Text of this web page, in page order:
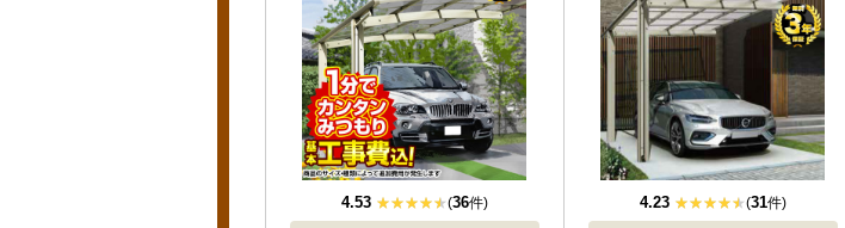
4.53 (36件) 4.23 (31件)